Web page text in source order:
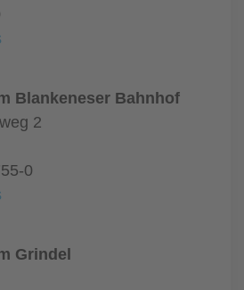
Blankeneser Bahnhof
2
0
Grindel